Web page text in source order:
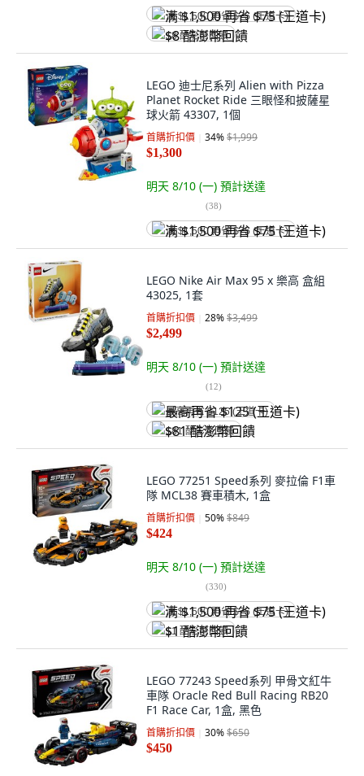
满 $1,500 再省 $75 (王道卡)
$8 酷澎幣回饋
LEGO 迪士尼系列 Alien with Pizza
Planet Rocket Ride 三眼怪和披薩星
球火箭 43307, 1個
首購折扣價 34%$1,999
$1,300
明天 8/10 (一) 預計送達
(38)
满 $1,500 再省 $75 (王道卡)
LEGO Nike Air Max 95 x 樂高 盒組
43025, 1套
首購折扣價 28%$3,499
$2,499
明天 8/10 (一) 預計送達
(12)
最高再省 $125 (王道卡)
$81 酷澎幣回饋
LEGO 77251 Speed系列 麥拉倫 F1車
隊 MCL38 賽車積木, 1盒
首購折扣價 50%$849
$424
明天 8/10 (一) 預計送達
(330)
满 $1,500 再省 $75 (王道卡)
$1 酷澎幣回饋
LEGO 77243 Speed系列 甲骨文紅牛
車隊 Oracle Red Bull Racing RB20
F1 Race Car, 1盒, 黑色
首購折扣價 30%$650
$450